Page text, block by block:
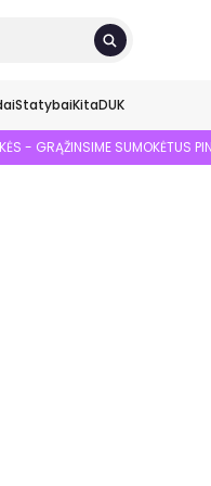
StatybaiKitaDUK
- GRĄŽINSIME SUMOKĖTUS